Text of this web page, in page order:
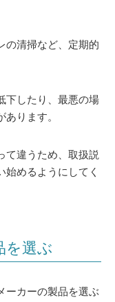
の清掃など、定期的
下したり、最悪の場
ります。
て違うため、取扱説
始めるようにしてく
を選ぶ
ーカーの製品を選ぶ